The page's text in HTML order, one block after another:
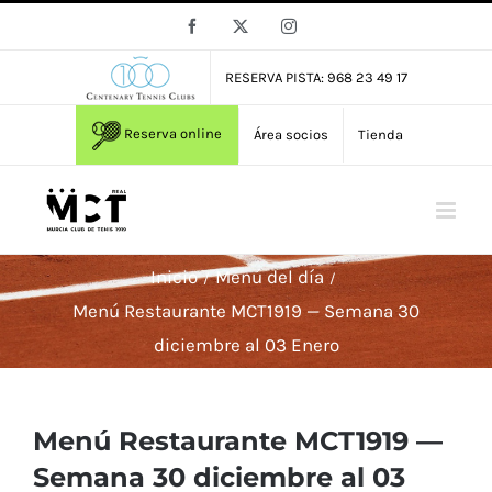
Facebook Instagram
RESERVA PISTA: 968 23 49 17
Reserva online Área socios Tienda
Inicio
Menú del día
Menú Restaurante MCT1919 — Semana 30
diciembre al 03 Enero
Menú Restaurante MCT1919 —
Semana 30 diciembre al 03